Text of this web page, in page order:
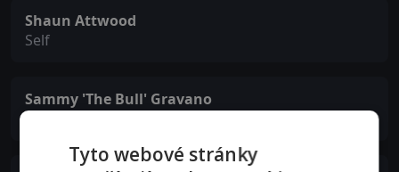
Shaun Attwood
Self
Sammy 'The Bull' Gravano
Tyto webové stránky